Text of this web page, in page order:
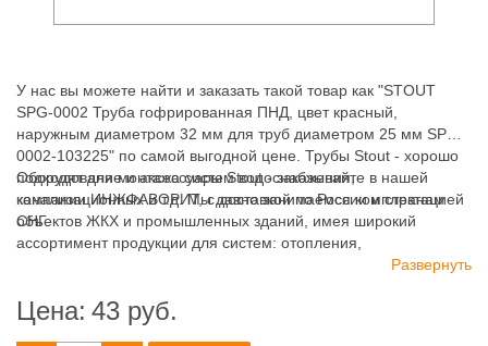
У нас вы можете найти и заказать такой товар как "STOUT
SPG-0002 Труба гофрированная ПНД, цвет красный,
наружным диаметром 32 мм для труб диаметром 25 мм SPG-
0002-103225" по самой выгодной цене. Трубы Stout - хорошо
подходят для монтажа систем водоснабжения,
канализационных и т.д. Мы давно занимаемся комплектацией
объектов ЖКХ и промышленных зданий, имея широкий
ассортимент продукции для систем: отопления,
Оборудование и аксессуары Stout - заказывайте в нашей
компании ИНЖФАВОРИТ, с доставкой по России и странам
СНГ.
Развернуть
Цена: 43 руб.